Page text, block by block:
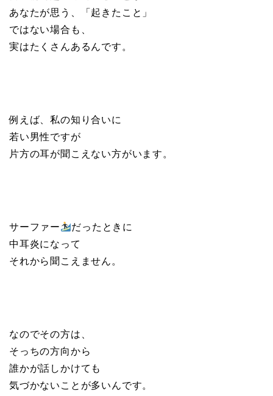
あなたが思う、「起きたこと」
ではない場合も、
実はたくさんあるんです。
例えば、私の知り合いに
若い男性ですが
片方の耳が聞こえない方がいます。
サーファー
だったときに
中耳炎になって
それから聞こえません。
なのでその方は、
そっちの方向から
誰かが話しかけても
気づかないことが多いんです。